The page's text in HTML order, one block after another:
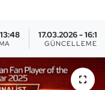
17.03.2026 - 16:10
GÜNCELLEME